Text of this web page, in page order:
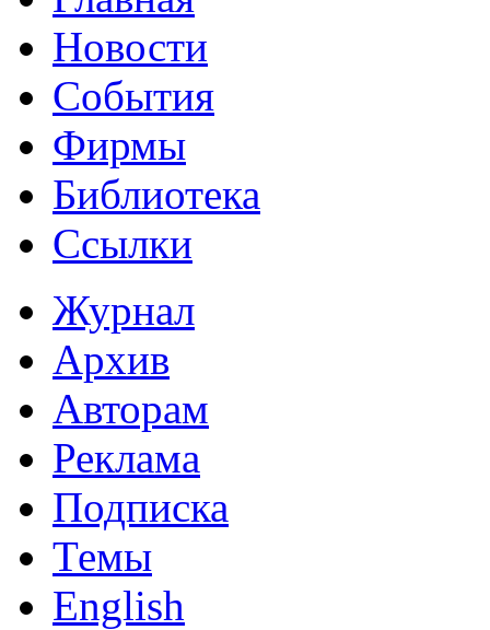
Новости
События
Фирмы
Библиотека
Ссылки
Журнал
Архив
Авторам
Реклама
Подписка
Темы
English